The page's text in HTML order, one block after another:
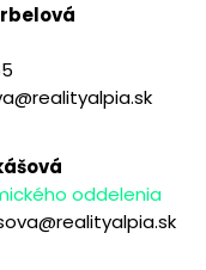
oddelenia